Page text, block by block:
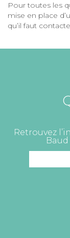
Pour toutes les
mise en place
qu’il faut
Retrouvez